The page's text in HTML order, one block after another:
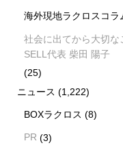
海外現地ラクロスコラ
社会に出てから大切な
SELL代表 柴田 陽子
(25)
ニュース (1,222)
BOXラクロス (8)
PR (3)